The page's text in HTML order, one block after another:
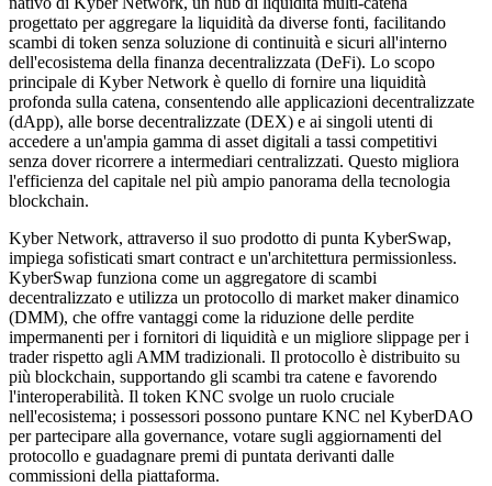
progettato per aggregare la liquidità da diverse fonti, facilitando
scambi di token senza soluzione di continuità e sicuri all'interno
dell'ecosistema della finanza decentralizzata (DeFi). Lo scopo
principale di Kyber Network è quello di fornire una liquidità
profonda sulla catena, consentendo alle applicazioni decentralizzate
(dApp), alle borse decentralizzate (DEX) e ai singoli utenti di
accedere a un'ampia gamma di asset digitali a tassi competitivi
senza dover ricorrere a intermediari centralizzati. Questo migliora
l'efficienza del capitale nel più ampio panorama della tecnologia
blockchain.
Kyber Network, attraverso il suo prodotto di punta KyberSwap,
impiega sofisticati smart contract e un'architettura permissionless.
KyberSwap funziona come un aggregatore di scambi
decentralizzato e utilizza un protocollo di market maker dinamico
(DMM), che offre vantaggi come la riduzione delle perdite
impermanenti per i fornitori di liquidità e un migliore slippage per i
trader rispetto agli AMM tradizionali. Il protocollo è distribuito su
più blockchain, supportando gli scambi tra catene e favorendo
l'interoperabilità. Il token KNC svolge un ruolo cruciale
nell'ecosistema; i possessori possono puntare KNC nel KyberDAO
per partecipare alla governance, votare sugli aggiornamenti del
protocollo e guadagnare premi di puntata derivanti dalle
commissioni della piattaforma.